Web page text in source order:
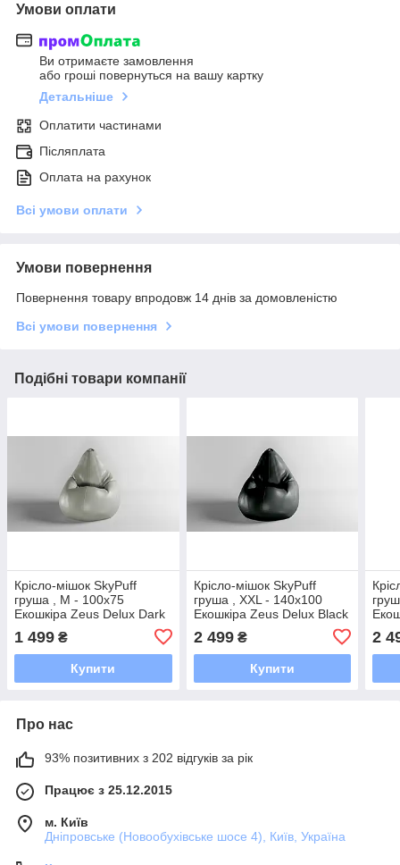
Умови оплати
Ви отримаєте замовлення
або гроші повернуться на вашу картку
Детальніше
Оплатити частинами
Післяплата
Оплата на рахунок
Всі умови оплати
Умови повернення
Повернення товару впродовж 14 днів за домовленістю
Всі умови повернення
Подібні товари компанії
Крісло-мішок SkyPuff
груша , M - 100х75
Екошкіра Zeus Delux Dark
1 499 ₴
Купити
Крісло-мішок SkyPuff
груша , XXL - 140х100
Екошкіра Zeus Delux Black
2 499₴
Купити
2
Про нас
93% позитивних з 202 відгуків за рік
Працює з 25.12.2015
м. Київ
Дніпровське (Новообухівське шосе 4), Київ, Україна